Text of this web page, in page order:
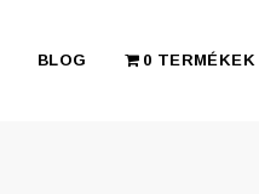
BLOG 0 TERMÉKEK